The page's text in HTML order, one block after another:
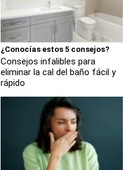
¿Conocías estos 5 consejos?
Consejos infalibles para
eliminar la cal del baño fácil y
rápido